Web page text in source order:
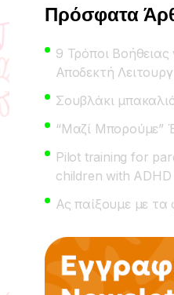
Πρόσφατα
9 Τρόποι Βοήθειας
Αποδεκτή
Σουβλάκι
“Μαζί Μπορούμε”
Pilot training for
children with ADHD
Ας παίξουμε με τα